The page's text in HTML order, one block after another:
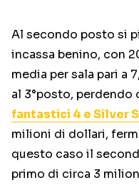
Al secondo posto si
incassa benino, con
media per sala pari a
al 3°posto, perdendo
fantastici 4 e Silver
milioni di dollari,
questo caso il
primo di circa 3